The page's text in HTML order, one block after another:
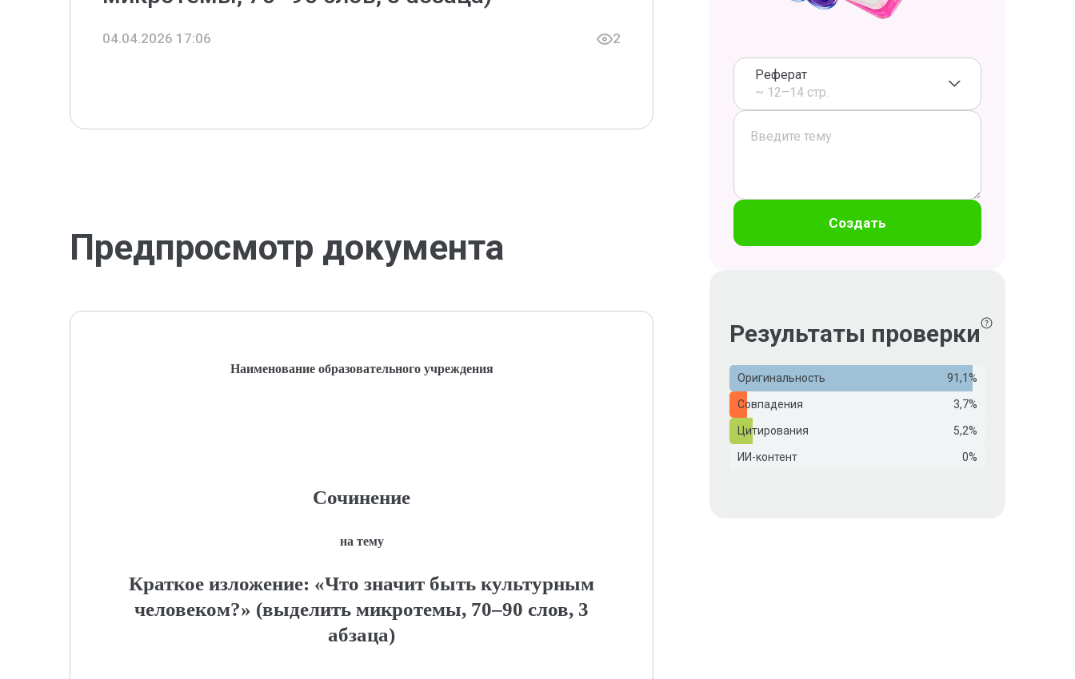
04.04.2026 17:06 2
Предпросмотр документа
Наименование образовательного учреждения
Сочинение
на тему
Краткое изложение: «Что значит быть культурным
человеком?» (выделить микротемы, 70–90 слов, 3
абзаца)
Реферат
~ 12–14 стр.
Создать
Результаты проверки
Оригинальность 91,1%
Совпадения 3,7%
Цитирования 5,2%
ИИ-контент 0%